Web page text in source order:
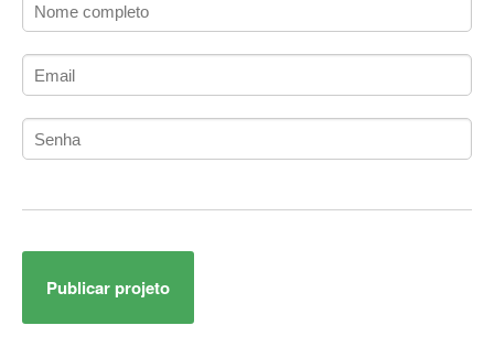
ADK
Administração Acadêmica
Administração de Artistas e Repertórios
Administração de Banco de Dados
Administração de Redes
Administrador de Sistemas
Adobe After Effects
Adobe AIR
Publicar projeto